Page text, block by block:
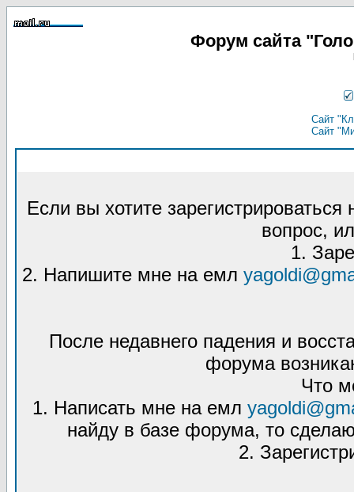
Форум сайта
Сайт
Сайт
Если вы хотите
вопрос,
1.
2. Напишите мне на емл
После недавнего падения и
форума
Что
1. Написать мне на емл
найду в базе форума, то
2.